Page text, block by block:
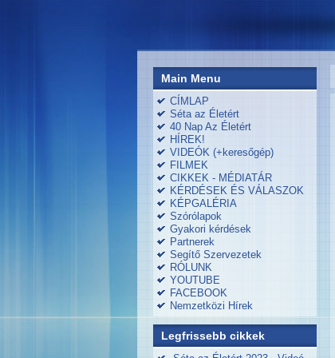
Main Menu
CÍMLAP
Séta az Életért
40 Nap Az Életért
HÍREK!
VIDEÓK (+keresőgép)
FILMEK
CIKKEK - MÉDIATÁR
KÉRDÉSEK ÉS VÁLASZOK
KÉPGALÉRIA
Szórólapok
Gyakori kérdések
Partnerek
Segítő Szervezetek
RÓLUNK
YOUTUBE
FACEBOOK
Nemzetközi Hírek
Legfrissebb cikkek